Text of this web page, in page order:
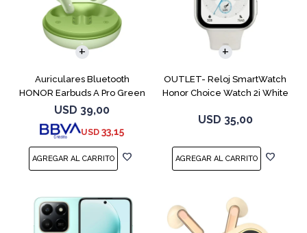
Auriculares Bluetooth
HONOR Earbuds A Pro Green
USD 39,00
USD 33,15
OUTLET- Reloj SmartWatch
Honor Choice Watch 2i White
USD 35,00